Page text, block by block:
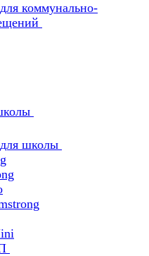
коммунально-
школы